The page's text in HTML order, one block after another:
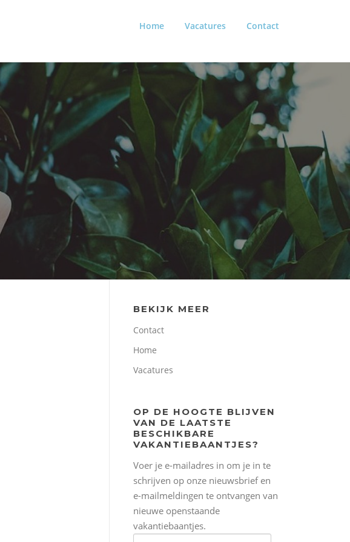
Home Vacatures Contact
BEKIJK MEER
Contact
Home
Vacatures
OP DE HOOGTE BLIJVEN
VAN DE LAATSTE
BESCHIKBARE
VAKANTIEBAANTJES?
Voer je e-mailadres in om je in te
schrijven op onze nieuwsbrief en
e-mailmeldingen te ontvangen van
nieuwe openstaande
vakantiebaantjes.